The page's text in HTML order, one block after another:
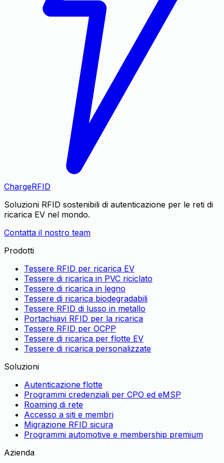
ChargeRFID
Soluzioni RFID sostenibili di autenticazione per le reti di
ricarica EV nel mondo.
Contatta il nostro team
Prodotti
Tessere RFID per ricarica EV
Tessere di ricarica in PVC riciclato
Tessere di ricarica in legno
Tessere di ricarica biodegradabili
Tessere RFID di lusso in metallo
Portachiavi RFID per la ricarica
Tessere RFID per OCPP
Tessere di ricarica per flotte EV
Tessere di ricarica personalizzate
Soluzioni
Autenticazione flotte
Programmi credenziali per CPO ed eMSP
Roaming di rete
Accesso a siti e membri
Migrazione RFID sicura
Programmi automotive e membership premium
Azienda